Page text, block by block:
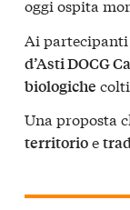
oggi ospita
Ai partecipanti
d’Asti DOCG
biologiche
Una proposta
territorioe